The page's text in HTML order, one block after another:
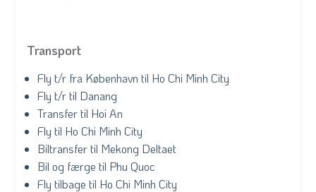
Transport
Fly t/r fra København til Ho Chi Minh City
Fly t/r til Danang
Transfer til Hoi An
Fly til Ho Chi Minh City
Biltransfer til Mekong Deltaet
Bil og færge til Phu Quoc
Fly tilbage til Ho Chi Minh City